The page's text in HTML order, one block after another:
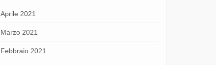
Aprile 2021
Marzo 2021
Febbraio 2021